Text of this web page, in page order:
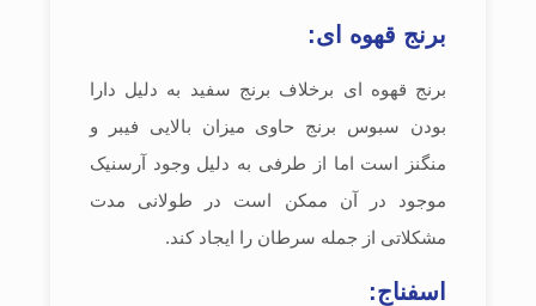
برنج قهوه ای:
برنج قهوه ای برخلاف برنج سفید به دلیل دارا
بودن سبوس برنج حاوی میزان بالایی فیبر و
منگنز است اما از طرفی به دلیل وجود آرسنیک
موجود در آن ممکن است در طولانی مدت
مشکلاتی از جمله سرطان را ایجاد کند.
اسفناج: